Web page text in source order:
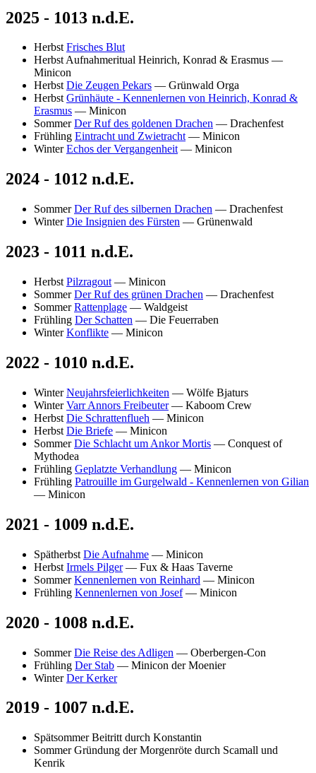
2025 - 1013 n.d.E.
Herbst Frisches Blut
HerbstAufnahmeritual Heinrich, Konrad & Erasmus —
Minicon
Herbst Die Zeugen Pekars — Grünwald Orga
Herbst Grünhäute - Kennenlernen von Heinrich, Konrad &
Erasmus — Minicon
Sommer Der Ruf des goldenen Drachen — Drachenfest
Frühling Eintracht und Zwietracht — Minicon
Winter Echos der Vergangenheit — Minicon
2024 - 1012 n.d.E.
Sommer Der Ruf des silbernen Drachen — Drachenfest
Winter Die Insignien des Fürsten — Grünenwald
2023 - 1011 n.d.E.
Herbst Pilzragout — Minicon
Sommer Der Ruf des grünen Drachen — Drachenfest
Sommer Rattenplage — Waldgeist
Frühling Der Schatten — Die Feuerraben
Winter Konflikte — Minicon
2022 - 1010 n.d.E.
Winter Neujahrsfeierlichkeiten — Wölfe Bjaturs
Winter Varr Annors Freibeuter — Kaboom Crew
Herbst Die Schrattenflueh — Minicon
Herbst Die Briefe — Minicon
Sommer Die Schlacht um Ankor Mortis — Conquest of
Mythodea
Frühling Geplatzte Verhandlung — Minicon
Frühling Patrouille im Gurgelwald - Kennenlernen von Gilian
— Minicon
2021 - 1009 n.d.E.
Spätherbst Die Aufnahme — Minicon
Herbst Irmels Pilger — Fux & Haas Taverne
Sommer Kennenlernen von Reinhard — Minicon
Frühling Kennenlernen von Josef — Minicon
2020 - 1008 n.d.E.
Sommer Die Reise des Adligen — Oberbergen-Con
Frühling Der Stab — Minicon der Moenier
Winter Der Kerker
2019 - 1007 n.d.E.
Spätsommer Beitritt durch Konstantin
Sommer Gründung der Morgenröte durch Scamall und
Kenrik